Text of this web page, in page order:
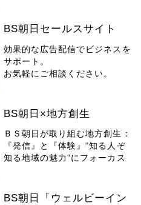
BS朝日セールスサイト
効果的な広告配信でビジネスを
サポート。
お気軽にご相談ください。
BS朝日×地方創生
ＢＳ朝日が取り組む地方創生：
『発信』と『体験』“知る人ぞ
知る地域の魅力”にフォーカス
BS朝日「ウェルビーイン